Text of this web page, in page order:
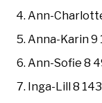
Ann-
Anna-Karin 9
Ann-Sofie 8
Inga-Lill 8 143